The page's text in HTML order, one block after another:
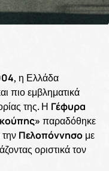
, η Ελλάδα
πιο εμβληματικά
της. Η Γέφυρα
παραδόθηκε
Πελοπόννησομε
οριστικά τον